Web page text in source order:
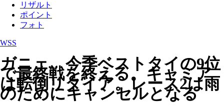
リザルト
ポイント
フォト
WSS
ガニェ、今季ベストタイの9位
で最終戦を終える。キャミア
は転倒リタイア。レース2は雨
のためにキャンセルとなる